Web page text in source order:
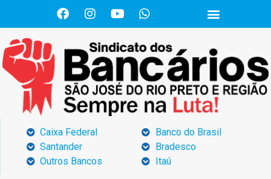
Caixa Federal
Santander
Outros Bancos
Banco do Brasil
Bradesco
Itaú